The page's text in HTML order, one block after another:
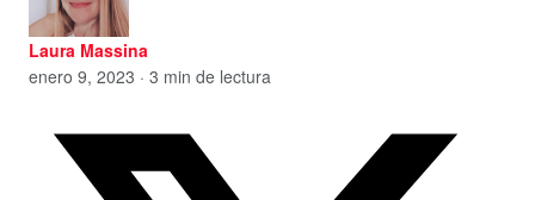
Laura Massina
enero 9, 2023 · 3 min de lectura